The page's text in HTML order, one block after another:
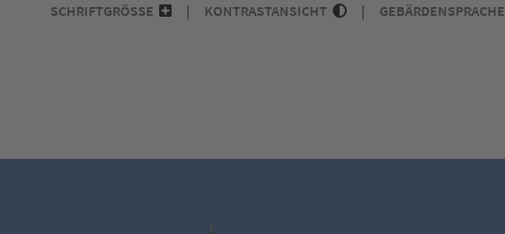
SCHRIFTGRÖSSE KONTRASTANSICHT GEBÄRDENSPRACHE